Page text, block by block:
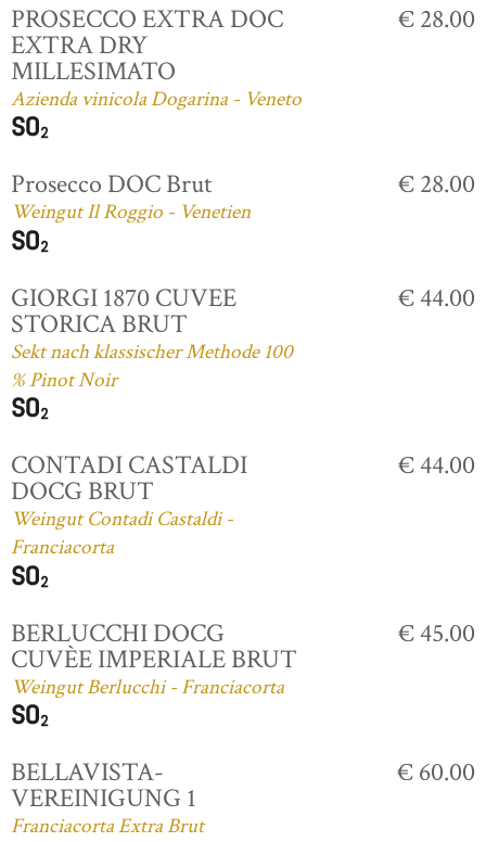
PROSECCO EXTRA DOC
EXTRA DRY
MILLESIMATO
Azienda vinicola Dogarina - Veneto
€ 28.00
Prosecco DOC Brut
Weingut Il Roggio - Venetien
€ 28.00
GIORGI 1870 CUVEE
STORICA BRUT
Sekt nach klassischer Methode 100
% Pinot Noir
€ 44.00
CONTADI CASTALDI
DOCG BRUT
Weingut Contadi Castaldi -
Franciacorta
€ 44.00
BERLUCCHI DOCG
CUVÈE IMPERIALE BRUT
Weingut Berlucchi - Franciacorta
€ 45.00
BELLAVISTA-
VEREINIGUNG 1
Franciacorta Extra Brut
€ 60.00